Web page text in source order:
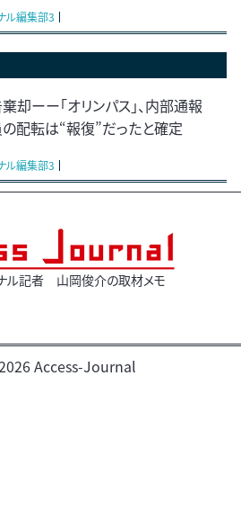
ル編集部3
棄却ーー「オリンパス」、内部通報
配転は“報復”だったと確定
ル編集部3
ル記者 山岡俊介の取材メモ
Access-Journal